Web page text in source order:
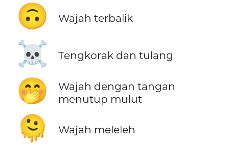
🙃 Wajah terbalik
☠️ Tengkorak dan tulang
🤭
Wajah dengan tangan
menutup mulut
🫠 Wajah meleleh